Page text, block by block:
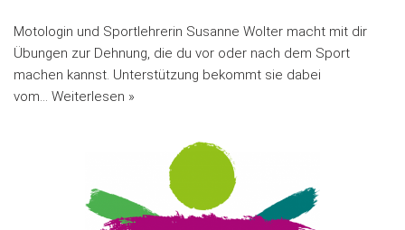
Motologin und Sportlehrerin Susanne Wolter macht mit dir
Übungen zur Dehnung, die du vor oder nach dem Sport
machen kannst. Unterstützung bekommt sie dabei
vom… Weiterlesen »